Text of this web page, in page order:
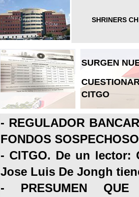
SHRINERS
SURGEN
CITGO
- REGULADOR
FONDOS
- CITGO. De un lector:
Jose Luis De Jongh
- PRESUMEN